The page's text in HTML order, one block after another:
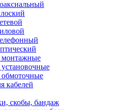
монтажные
кабелей
скобы, бандаж